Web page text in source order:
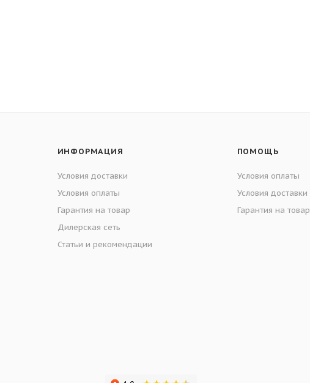
ИНФОРМАЦИЯ
Условия доставки
Условия оплаты
Гарантия на товар
Дилерская сеть
Статьи и рекомендации
ПОМОЩЬ
Условия оплаты
Условия доставки
Гарантия на товар